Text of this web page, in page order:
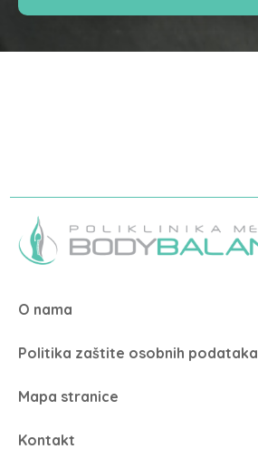
O nama
Politika zaštite osobnih podataka
Mapa stranice
Kontakt